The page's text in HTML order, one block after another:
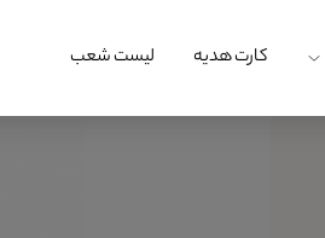
کارت هدیه لیست شعب